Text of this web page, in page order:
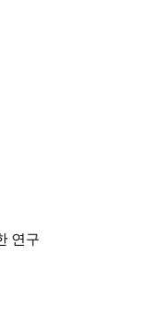
연구